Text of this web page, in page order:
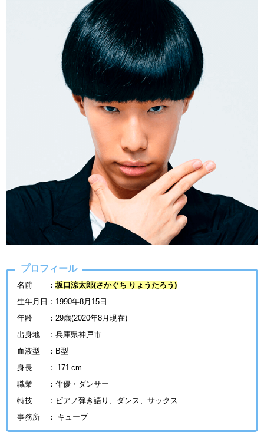
プロフィール
名前 ：坂口涼太郎(さかぐち りょうたろう)
生年月日：1990年8月15日
年齢 ：29歳(2020年8月現在)
出身地 ：兵庫県神戸市
血液型 ：B型
身長 ： 171 cm
職業 ：俳優・ダンサー
特技 ：ピアノ弾き語り、ダンス、サックス
事務所 ： キューブ